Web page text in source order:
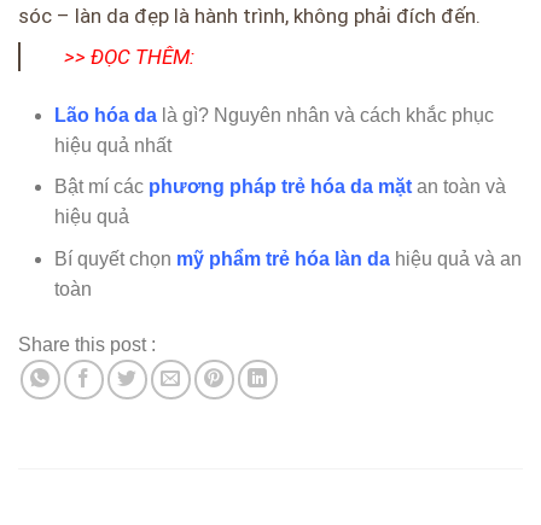
sóc – làn da đẹp là hành trình, không phải đích đến.
>> ĐỌC THÊM:
Lão hóa da là gì? Nguyên nhân và cách khắc phục
hiệu quả nhất
Bật mí các phương pháp trẻ hóa da mặt an toàn và
hiệu quả
Bí quyết chọn mỹ phẩm trẻ hóa làn da hiệu quả và an
toàn
Share this post :